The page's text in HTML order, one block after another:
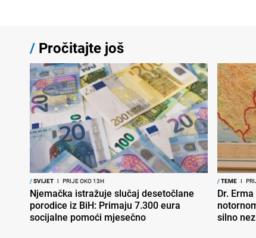
/ Pročitajte još
/SVIJET I PRIJE OKO 13H
Njemačka istražuje slučaj desetočlane
porodice iz BiH: Primaju 7.300 eura
socijalne pomoći mjesečno
/TEME I
Dr.
silno